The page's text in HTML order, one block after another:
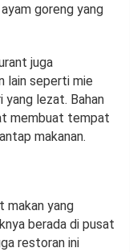
goreng yang
juga
lain seperti mie
yang lezat. Bahan
membuat tempat
makanan.
makan yang
berada di pusat
restoran ini